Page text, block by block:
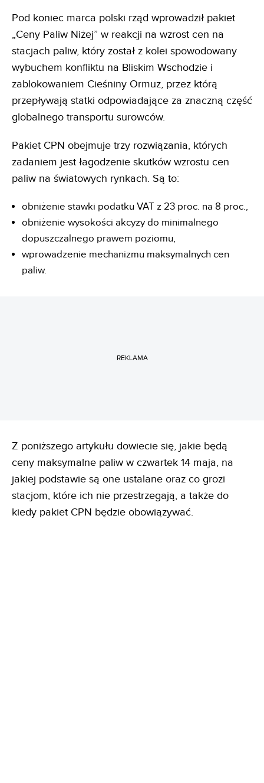
Pod koniec marca polski rząd wprowadził pakiet
„Ceny Paliw Niżej” w reakcji na wzrost cen na
stacjach paliw, który został z kolei spowodowany
wybuchem konfliktu na Bliskim Wschodzie i
zablokowaniem Cieśniny Ormuz, przez którą
przepływają statki odpowiadające za znaczną część
globalnego transportu surowców.
Pakiet CPN obejmuje trzy rozwiązania, których
zadaniem jest łagodzenie skutków wzrostu cen
paliw na światowych rynkach. Są to:
obniżenie stawki podatku VAT z 23 proc. na 8 proc.,
obniżenie wysokości akcyzy do minimalnego
dopuszczalnego prawem poziomu,
wprowadzenie mechanizmu maksymalnych cen
paliw.
REKLAMA
Z poniższego artykułu dowiecie się, jakie będą
ceny maksymalne paliw w czwartek 14 maja, na
jakiej podstawie są one ustalane oraz co grozi
stacjom, które ich nie przestrzegają, a także do
kiedy pakiet CPN będzie obowiązywać.